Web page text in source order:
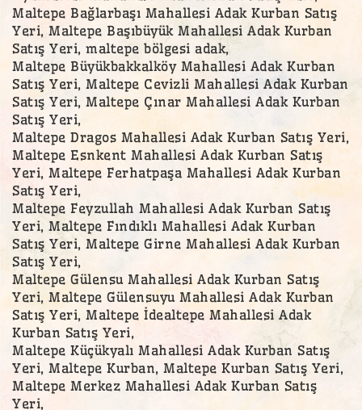
Maltepe Bağlarbaşı Mahallesi Adak Kurban Satış
Yeri, Maltepe Başıbüyük Mahallesi Adak Kurban
Satış Yeri, maltepe bölgesi adak,
Maltepe Büyükbakkalköy Mahallesi Adak Kurban
Satış Yeri, Maltepe Cevizli Mahallesi Adak Kurban
Satış Yeri, Maltepe Çınar Mahallesi Adak Kurban
Satış Yeri,
Maltepe Dragos Mahallesi Adak Kurban Satış Yeri,
Maltepe Esnkent Mahallesi Adak Kurban Satış
Yeri, Maltepe Ferhatpaşa Mahallesi Adak Kurban
Satış Yeri,
Maltepe Feyzullah Mahallesi Adak Kurban Satış
Yeri, Maltepe Fındıklı Mahallesi Adak Kurban
Satış Yeri, Maltepe Girne Mahallesi Adak Kurban
Satış Yeri,
Maltepe Gülensu Mahallesi Adak Kurban Satış
Yeri, Maltepe Gülensuyu Mahallesi Adak Kurban
Satış Yeri, Maltepe İdealtepe Mahallesi Adak
Kurban Satış Yeri,
Maltepe Küçükyalı Mahallesi Adak Kurban Satış
Yeri, Maltepe Kurban, Maltepe Kurban Satış Yeri,
Maltepe Merkez Mahallesi Adak Kurban Satış
Yeri,